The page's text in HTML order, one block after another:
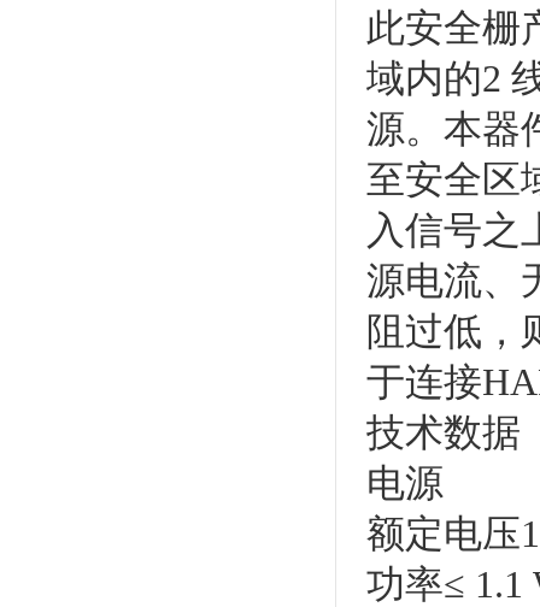
此安全栅
域内的2
源。本器
至安全区
入信号之
源电流、
阻过低，
于连接
技术数据
电源
额定电压
功率≤ 1.1